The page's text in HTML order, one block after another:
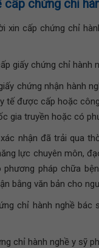
chứng chỉ
xin cấp chứng chỉ
giấy chứng chỉ hành
chứng nhận hành
tế được cấp hoặc
gia truyền hoặc có
nhận đã trải qua
lực chuyên môn,
phương pháp chữa
bằng văn bản cho
chỉ hành nghề bác
chỉ hành nghề y sỹ